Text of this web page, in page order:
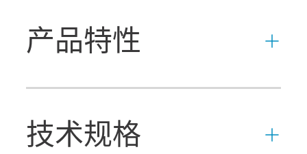
产品特性
技术规格